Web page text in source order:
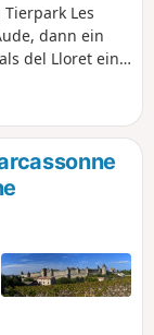
Les
dann ein
del Lloret eine
am Ende, um